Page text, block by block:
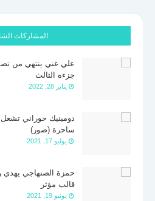
المشاركات
علي غني ينتهي من
جزءه الثالث
يناير 28, 2022
دومينيك حوراني تشعل
ساحرة (صور)
يوليو 17, 2021
حمزة الصنهاجي يهدي
قالب مؤثر
يونيو 19, 2021